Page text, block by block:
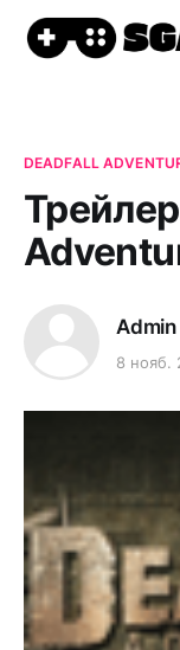
DEADFALL
Admin
8 нояб.